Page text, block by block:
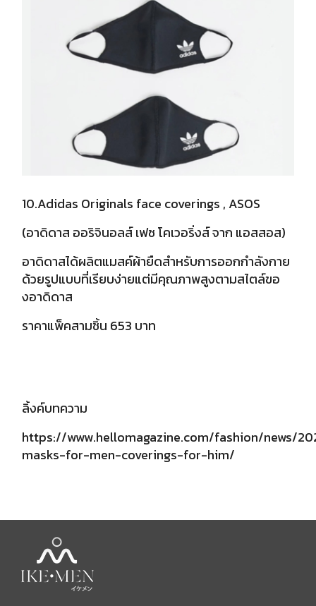
10.Adidas Originals face coverings , ASOS
(อาดิดาส ออริจินอลส์ เฟซ โคเวอริ่งส์ จาก แอสสอส)
อาดิดาสได้ผลิตแมสค์ผ้ายืดสำหรับการออกกำลังกาย
ด้วยรูปแบบที่เรียบง่ายแต่มีคุณภาพสูงตามสไตล์ขอ
งอาดิดาส
ราคาแพ็คสามชิ้น 653 บาท
ลิ้งค์บทความ
https://www.hellomagazine.com/fashion/news/
masks-for-men-coverings-for-him/